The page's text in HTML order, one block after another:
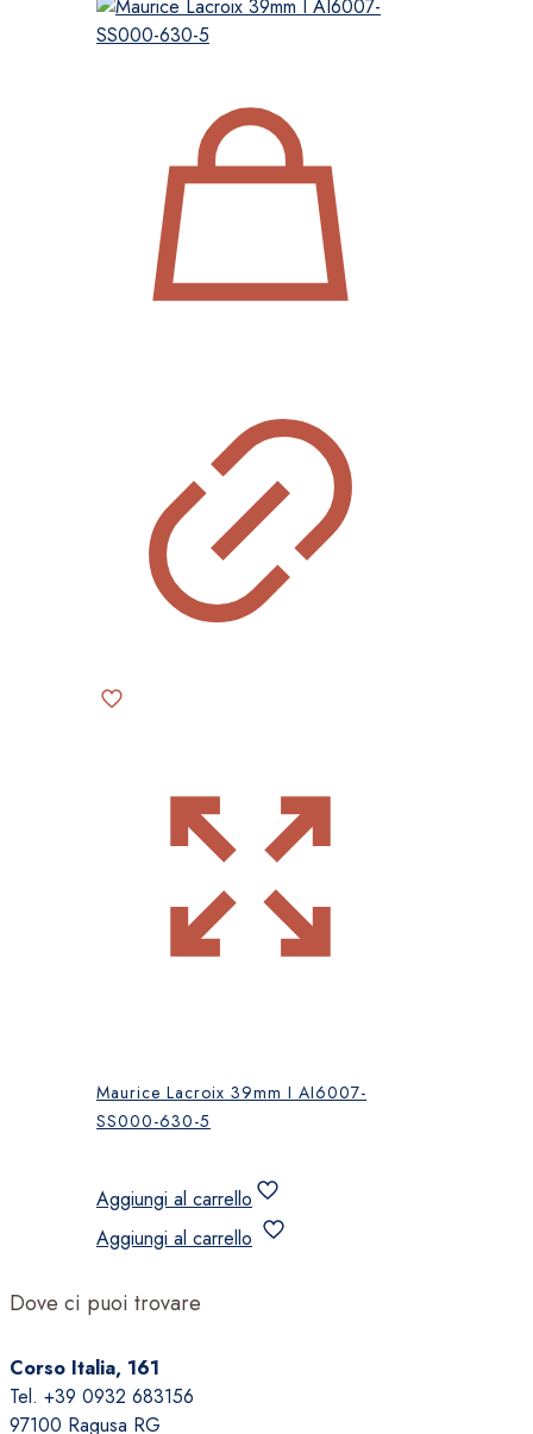
Maurice Lacroix 39mm I AI6007-
SS000-630-5
Aggiungi al carrello
Aggiungi al carrello
Dove ci puoi trovare
Corso Italia, 161
Tel. +39 0932 683156
97100 Ragusa RG